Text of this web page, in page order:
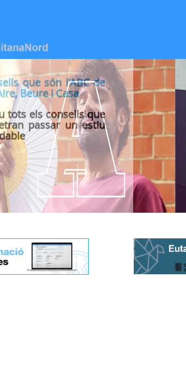
que són l'ABC de
Beure i Casa
tots els consells que
passar un estiu